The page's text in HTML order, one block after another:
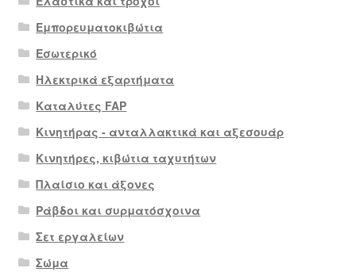
Εμπορευματοκιβώτια
Εσωτερικό
Ηλεκτρικά εξαρτήματα
Καταλύτες FAP
Κινητήρας - ανταλλακτικά και αξεσουάρ
Κινητήρες, κιβώτια ταχυτήτων
Πλαίσιο και άξονες
Ράβδοι και συρματόσχοινα
Σετ εργαλείων
Σώμα